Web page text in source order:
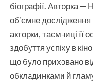
біографії. Авторка
обʼємне дослідження
акторки, таємниці її
здобуття успіху в
що було приховано
обкладинками й